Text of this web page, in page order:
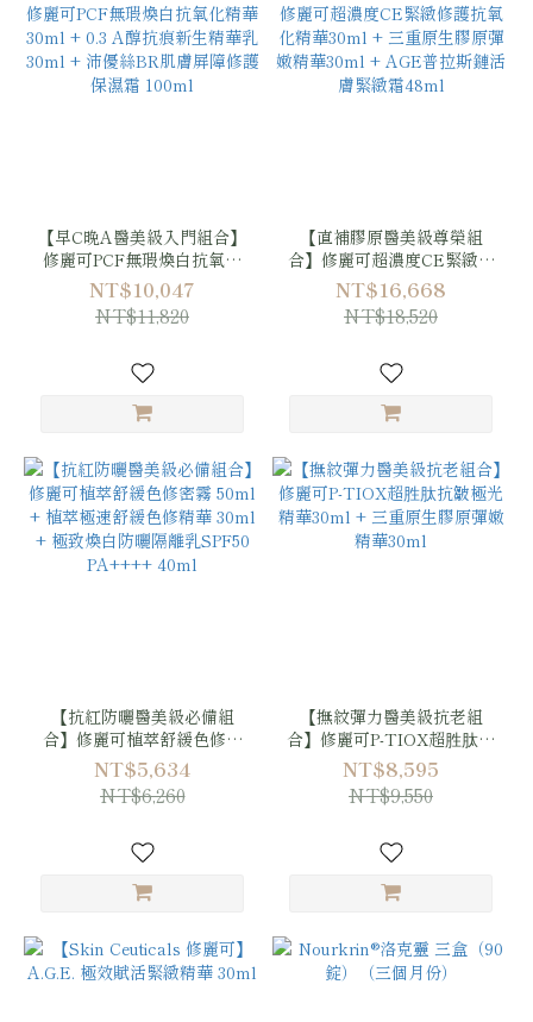
【早C晚A醫美級入門組合】
修麗可PCF無瑕煥白抗氧化
精華 30ml + 0.3 A醇抗痕新
生精華乳 30ml + 沛優絲BR
肌膚屏障修護保濕霜 100ml
NT$10,047
NT$11,820
【直補膠原醫美級尊榮組
合】修麗可超濃度CE緊緻修
護抗氧化精華30ml + 三重原
生膠原彈嫩精華30ml + AGE
普拉斯鏈活膚緊緻霜48ml
NT$16,668
NT$18,520
【抗紅防曬醫美級必備組
合】修麗可植萃舒緩色修密
霧 50ml + 植萃極速舒緩色
修精華 30ml + 極致煥白防
曬隔離乳SPF50 PA++++
NT$5,634
NT$6,260
【撫紋彈力醫美級抗老組
合】修麗可P-TIOX超胜肽抗
皺極光精華30ml + 三重原生
膠原彈嫩精華30ml
NT$8,595
NT$9,550